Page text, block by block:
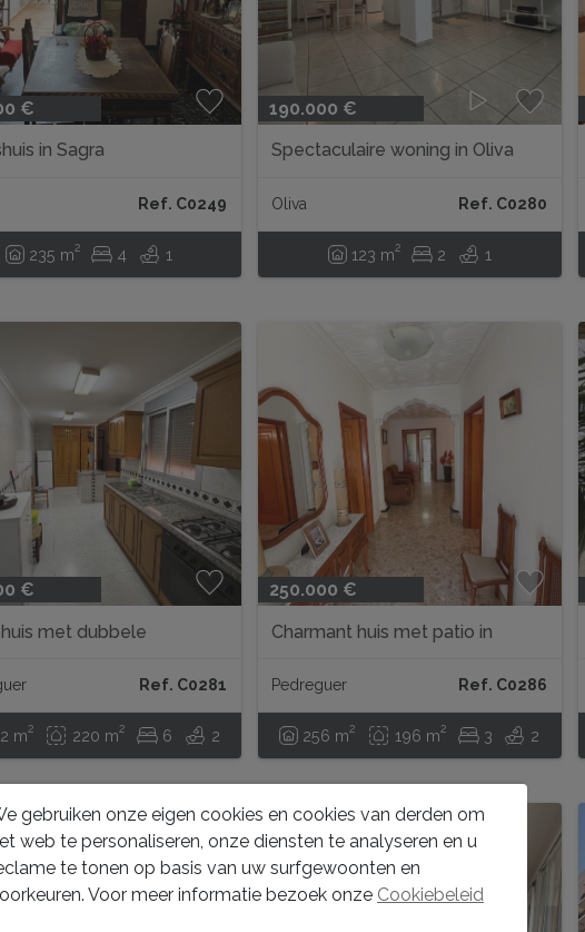
€
in Sagra
Ref. C0249
235 m2 4 1
190.000 €
Spectaculaire woning in Oliva
Oliva Ref. C0280
123 m2 2 1
€
met dubbele
van Pedreguer...Ref. C0281
m2 220 m2 6 2
250.000 €
Charmant huis met patio in
Pedreguer Ref. C0286
256 m2 196 m2 3 2
GERESERVEERD
gebruiken onze eigen cookies en cookies van derden om
web te personaliseren, onze diensten te analyseren en u
te tonen op basis van uw surfgewoonten en
Voor meer informatie bezoek onze Cookiebeleid